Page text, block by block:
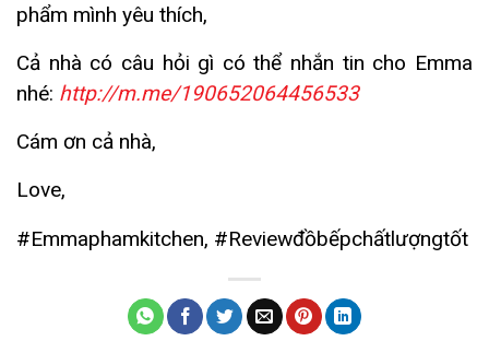
phẩm mình yêu thích,
Cả nhà có câu hỏi gì có thể nhắn tin cho Emma
nhé: http://m.me/190652064456533
Cám ơn cả nhà,
Love,
#Emmaphamkitchen, #Reviewđồbếpchấtlượngtốt